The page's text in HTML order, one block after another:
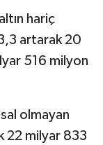
hariç
artarak 20
516 milyon
olmayan
22 milyar 833